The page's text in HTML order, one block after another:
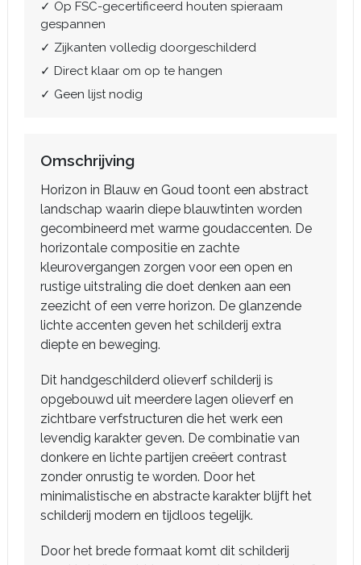
✓ Op FSC-gecertificeerd houten spieraam
gespannen
✓ Zijkanten volledig doorgeschilderd
✓ Direct klaar om op te hangen
✓ Geen lijst nodig
Omschrijving
Horizon in Blauw en Goud toont een abstract
landschap waarin diepe blauwtinten worden
gecombineerd met warme goudaccenten. De
horizontale compositie en zachte
kleurovergangen zorgen voor een open en
rustige uitstraling die doet denken aan een
zeezicht of een verre horizon. De glanzende
lichte accenten geven het schilderij extra
diepte en beweging.
Dit handgeschilderd olieverf schilderij is
opgebouwd uit meerdere lagen olieverf en
zichtbare verfstructuren die het werk een
levendig karakter geven. De combinatie van
donkere en lichte partijen creëert contrast
zonder onrustig te worden. Door het
minimalistische en abstracte karakter blijft het
schilderij modern en tijdloos tegelijk.
Door het brede formaat komt dit schilderij